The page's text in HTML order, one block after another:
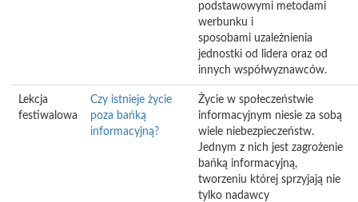
podstawowymi metodami
werbunku i
sposobami uzależnienia
jednostki od lidera oraz od
innych współwyznawców.
Lekcja
festiwalowa
Czy istnieje życie
poza bańką
informacyjną?
Życie w społeczeństwie
informacyjnym niesie za sobą
wiele niebezpieczeństw.
Jednym z nich jest zagrożenie
bańką informacyjną,
tworzeniu której sprzyjają nie
tylko nadawcy